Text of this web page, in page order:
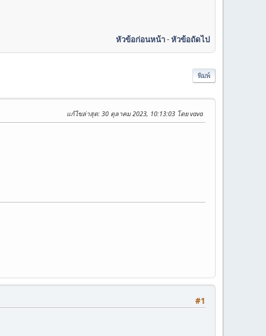
หัวข้อก่อนหน้า-หัวข้อถัดไป
พิมพ์
แก้ไขล่าสุด: 30 ตุลาคม 2023, 10:13:03 โดย vava
#1